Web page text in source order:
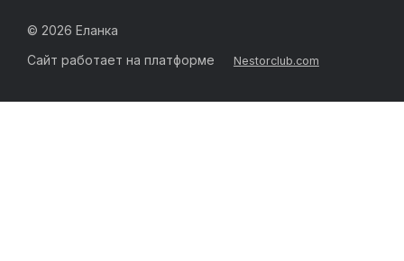
© 2026 Еланка
Сайт работает на платформе
Nestorclub.com